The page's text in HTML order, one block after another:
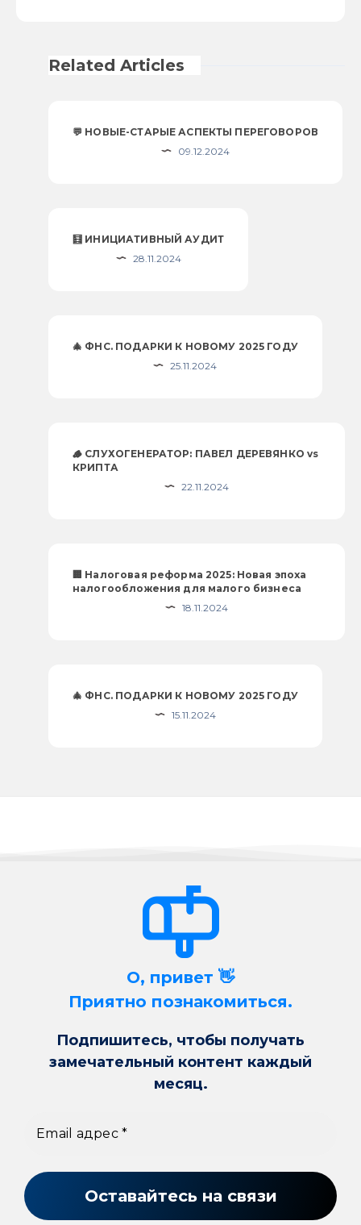
Related Articles
💬 НОВЫЕ-СТАРЫЕ АСПЕКТЫ ПЕРЕГОВОРОВ
09.12.2024
🧮 ИНИЦИАТИВНЫЙ АУДИТ
28.11.2024
🎄 ФНС. ПОДАРКИ К НОВОМУ 2025 ГОДУ
25.11.2024
🪵 СЛУХОГЕНЕРАТОР: ПАВЕЛ ДЕРЕВЯНКО vs
КРИПТА
22.11.2024
🏢 Налоговая реформа 2025: Новая эпоха
налогообложения для малого бизнеса
18.11.2024
🎄 ФНС. ПОДАРКИ К НОВОМУ 2025 ГОДУ
15.11.2024
О, привет 👋
Приятно познакомиться.
Подпишитесь, чтобы получать
замечательный контент каждый
месяц.